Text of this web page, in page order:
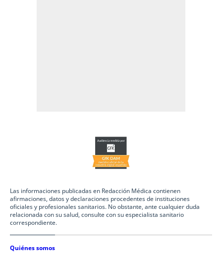
Las informaciones publicadas en Redacción Médica contienen
afirmaciones, datos y declaraciones procedentes de instituciones
oficiales y profesionales sanitarios. No obstante, ante cualquier duda
relacionada con su salud, consulte con su especialista sanitario
correspondiente.
Quiénes somos